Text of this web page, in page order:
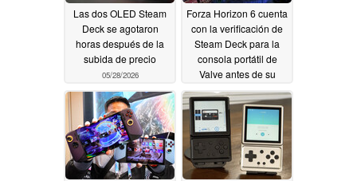
Las dos OLED Steam
Deck se agotaron
horas después de la
subida de precio
05/28/2026
Forza Horizon 6 cuenta
con la verificación de
Steam Deck para la
consola portátil de
Valve antes de su
fecha de lanzamiento
05/13/2026